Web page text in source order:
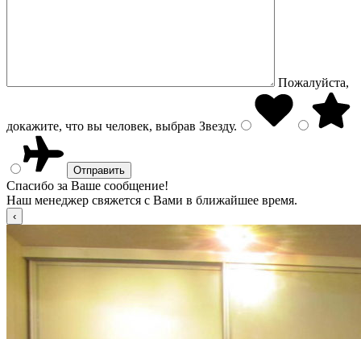
Пожалуйста,
докажите, что вы человек, выбрав Звезду.
Спасибо за Ваше сообщение!
Наш менеджер свяжется с Вами в ближайшее время.